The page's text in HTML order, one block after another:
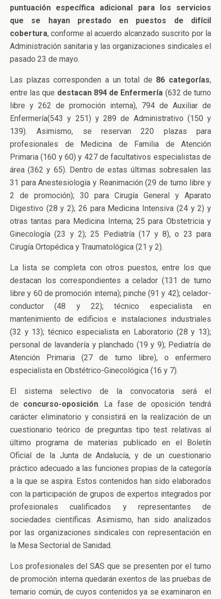
puntuación específica adicional para los servicios
que se hayan prestado en puestos de difícil
cobertura, conforme al acuerdo alcanzado suscrito por la
Administración sanitaria y las organizaciones sindicales el
pasado 23 de mayo.
Las plazas corresponden a un total de 86 categorías,
entre las que destacan 894 de Enfermería (632 de turno
libre y 262 de promoción interna), 794 de Auxiliar de
Enfermería(543 y 251) y 289 de Administrativo (150 y
139). Asimismo, se reservan 220 plazas para
profesionales de Medicina de Familia de Atención
Primaria (160 y 60) y 427 de facultativos especialistas de
área (362 y 65). Dentro de estas últimas sobresalen las
31 para Anestesiología y Reanimación (29 de turno libre y
2 de promoción); 30 para Cirugía General y Aparato
Digestivo (28 y 2); 26 para Medicina Intensiva (24 y 2) y
otras tantas para Medicina Interna; 25 para Obstetricia y
Ginecología (23 y 2); 25 Pediatría (17 y 8), o 23 para
Cirugía Ortopédica y Traumatológica (21 y 2).
La lista se completa con otros puestos, entre los que
destacan los correspondientes a celador (131 de turno
libre y 60 de promoción interna); pinche (91 y 42); celador-
conductor (48 y 22); técnico especialista en
mantenimiento de edificios e instalaciones industriales
(32 y 13); técnico especialista en Laboratorio (28 y 13);
personal de lavandería y planchado (19 y 9); Pediatría de
Atención Primaria (27 de turno libre), o enfermero
especialista en Obstétrico-Ginecológica (16 y 7).
El sistema selectivo de la convocatoria será el
de concurso-oposición. La fase de oposición tendrá
carácter eliminatorio y consistirá en la realización de un
cuestionario teórico de preguntas tipo test relativas al
último programa de materias publicado en el Boletín
Oficial de la Junta de Andalucía, y de un cuestionario
práctico adecuado a las funciones propias de la categoría
a la que se aspira. Estos contenidos han sido elaborados
con la participación de grupos de expertos integrados por
profesionales cualificados y representantes de
sociedades científicas. Asimismo, han sido analizados
por las organizaciones sindicales con representación en
la Mesa Sectorial de Sanidad.
Los profesionales del SAS que se presenten por el turno
de promoción interna quedarán exentos de las pruebas de
temario común, de cuyos contenidos ya se examinaron en